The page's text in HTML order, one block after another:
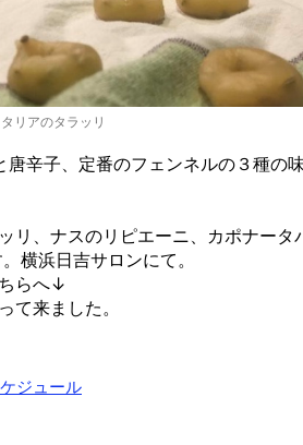
リアのタラッリ
辛子、定番のフェンネルの３種の
リ、ナスのリピエーニ、カポナータ
横浜日吉サロンにて。
らへ↓
て来ました。
ジュール